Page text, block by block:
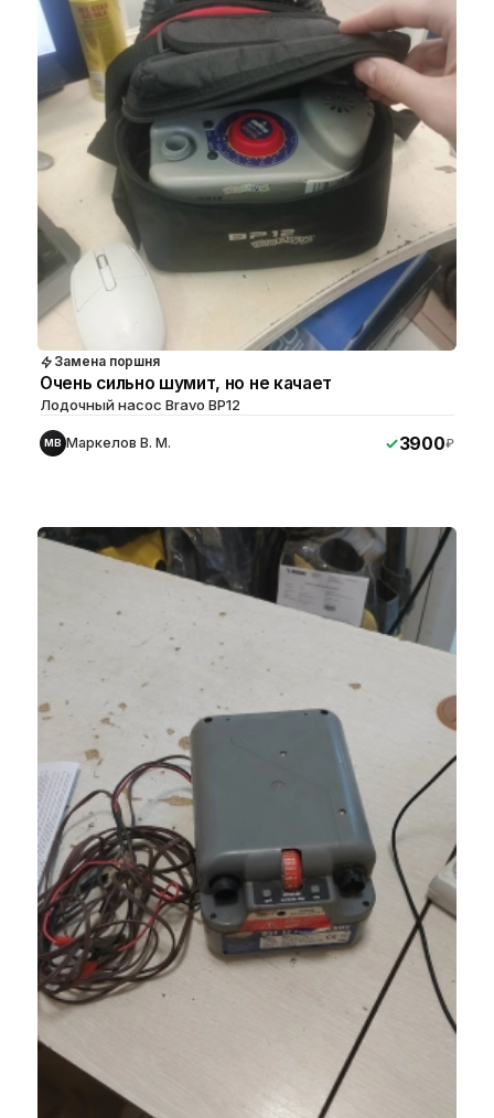
Замена поршня
Очень сильно шумит, но не качает
Лодочный насос Bravo BP12
МВ Маркелов В. М. 3900₽